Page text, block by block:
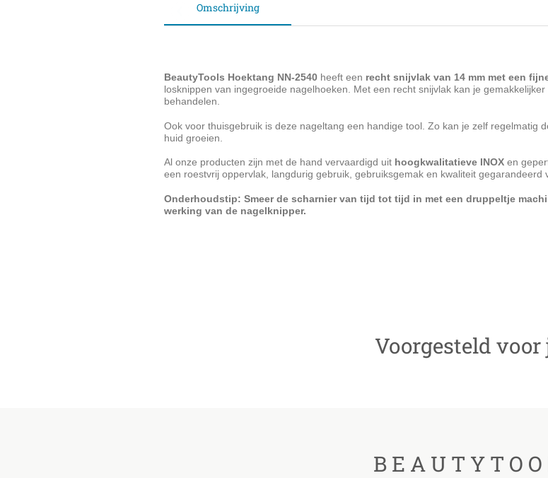
Omschrijving
BeautyTools Hoektang NN-2540 heeft een recht snijvlak van 14 mm met een
losknippen van ingegroeide nagelhoeken. Met een recht snijvlak kan je
behandelen.
Ook voor thuisgebruik is deze nageltang een handige tool. Zo kan je zelf regelmatig
huid groeien.
Al onze producten zijn met de hand vervaardigd uit hoogkwalitatieve INOX en
een roestvrij oppervlak, langdurig gebruik, gebruiksgemak en kwaliteit gegarandeerd
Onderhoudstip: Smeer de scharnier van tijd tot tijd in met een druppeltje
werking van de nagelknipper.
Voorgesteld voor
B E A U T Y T O O